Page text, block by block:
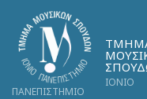
ΙΟΝΙΟ
ΠΑΝΕΠΙΣΤΗΜΙΟ